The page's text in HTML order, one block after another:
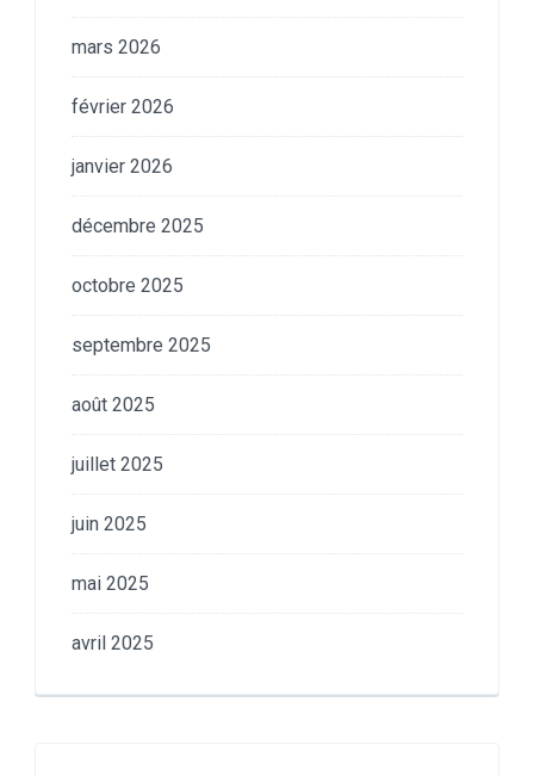
mars 2026
février 2026
janvier 2026
décembre 2025
octobre 2025
septembre 2025
août 2025
juillet 2025
juin 2025
mai 2025
avril 2025